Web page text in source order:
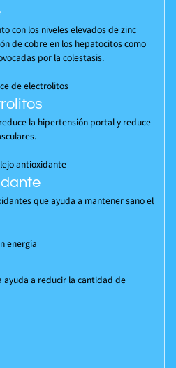
con los niveles elevados de zinc
de cobre en los hepatocitos como
por la colestasis.
la hipertensión portal y reduce
que ayuda a mantener sano el
ayuda a reducir la cantidad de